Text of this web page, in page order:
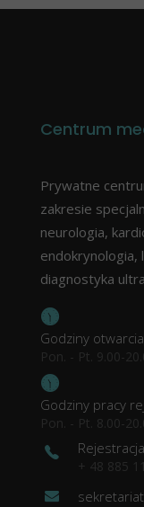
Centrum
Prywatne
zakresie
neurologia,
endokrynologia,
diagnostyka
Godziny
Pon. - Pt. 9.00-
Godziny pracy
Pon. - Pt. 8.00-
Rejestracja
+ 48 885